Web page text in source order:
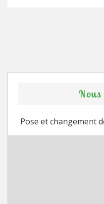
Pose et changement